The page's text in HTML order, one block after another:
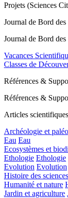
Projets (Sciences
Journal de Bord
Journal de Bord
Vacances
Classes de
Références &
Références &
Articles
Archéologie et
Eau Eau
Ecosystèmes et
Ethologie Ethologie
Evolution Evolution
Histoire des sciences
Humanité et nature
Jardin et agriculture